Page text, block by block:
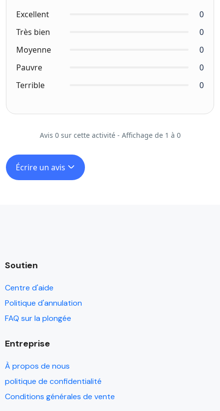
Excellent
0
Très bien
0
Moyenne
0
Pauvre
0
Terrible
0
Avis 0 sur cette activité - Affichage de 1 à 0
Écrire un avis
Soutien
Centre d'aide
Politique d'annulation
FAQ sur la plongée
Entreprise
À propos de nous
politique de confidentialité
Conditions générales de vente